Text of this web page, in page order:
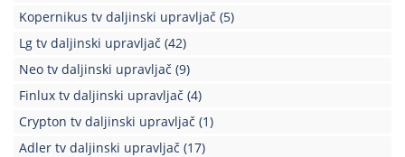
Kopernikus tv daljinski upravljač (5)
Lg tv daljinski upravljač (42)
Neo tv daljinski upravljač (9)
Finlux tv daljinski upravljač (4)
Crypton tv daljinski upravljač (1)
Adler tv daljinski upravljač (17)